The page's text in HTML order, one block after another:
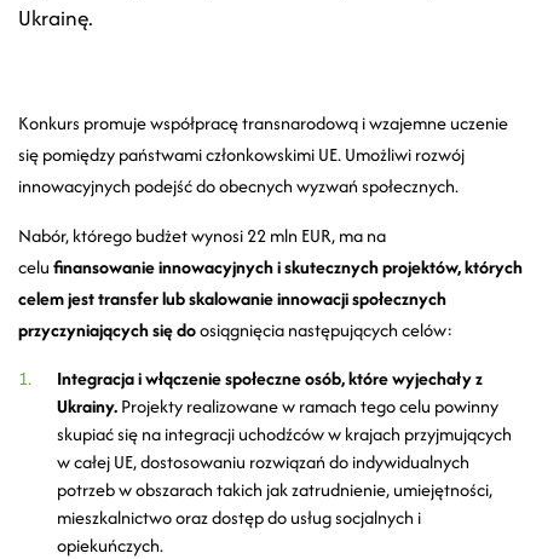
Ukrainę.
Konkurs promuje współpracę transnarodową i wzajemne uczenie
się pomiędzy państwami członkowskimi UE. Umożliwi rozwój
innowacyjnych podejść do obecnych wyzwań społecznych.
Nabór, którego budżet wynosi 22 mln EUR, ma na
celufinansowanie innowacyjnych i skutecznych projektów, których
celem jest transfer lub skalowanie innowacji społecznych
przyczyniających się doosiągnięcia następujących celów:
Integracja i włączenie społeczne osób, które wyjechały z
Ukrainy.Projekty realizowane w ramach tego celu powinny
skupiać się na integracji uchodźców w krajach przyjmujących
w całej UE, dostosowaniu rozwiązań do indywidualnych
potrzeb w obszarach takich jak zatrudnienie, umiejętności,
mieszkalnictwo oraz dostęp do usług socjalnych i
opiekuńczych.